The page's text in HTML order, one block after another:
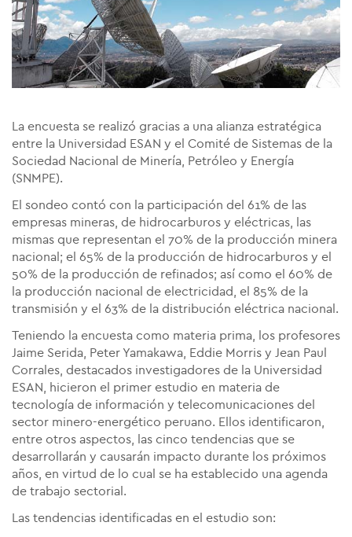
La encuesta se realizó gracias a una alianza estratégica
entre la Universidad ESAN y el Comité de Sistemas de la
Sociedad Nacional de Minería, Petróleo y Energía
(SNMPE).
El sondeo contó con la participación del 61% de las
empresas mineras, de hidrocarburos y eléctricas, las
mismas que representan el 70% de la producción minera
nacional; el 65% de la producción de hidrocarburos y el
50% de la producción de refinados; así como el 60% de
la producción nacional de electricidad, el 85% de la
transmisión y el 63% de la distribución eléctrica nacional.
Teniendo la encuesta como materia prima, los profesores
Jaime Serida, Peter Yamakawa, Eddie Morris y Jean Paul
Corrales, destacados investigadores de la Universidad
ESAN, hicieron el primer estudio en materia de
tecnología de información y telecomunicaciones del
sector minero-energético peruano. Ellos identificaron,
entre otros aspectos, las cinco tendencias que se
desarrollarán y causarán impacto durante los próximos
años, en virtud de lo cual se ha establecido una agenda
de trabajo sectorial.
Las tendencias identificadas en el estudio son: